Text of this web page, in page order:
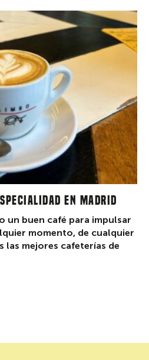
en Madrid
un buen café para impulsar
momento, de cualquier
las mejores cafeterías de